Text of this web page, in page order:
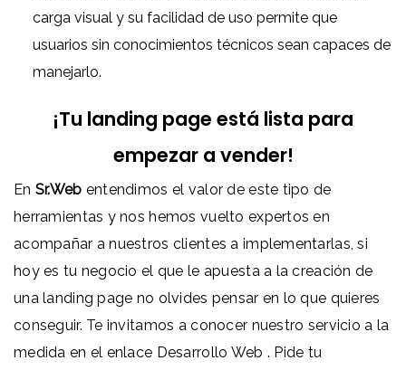
carga visual y su facilidad de uso permite que
usuarios sin conocimientos técnicos sean capaces de
manejarlo.
¡Tu landing page está lista para
empezar a vender!
En Sr.Web entendimos el valor de este tipo de
herramientas y nos hemos vuelto expertos en
acompañar a nuestros clientes a implementarlas, si
hoy es tu negocio el que le apuesta a la creación de
una landing page no olvides pensar en lo que quieres
conseguir. Te invitamos a conocer nuestro servicio a la
medida en el enlace Desarrollo Web . Pide tu